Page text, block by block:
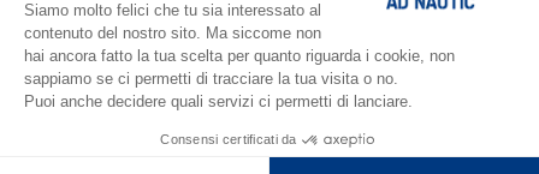
SFOGLIA IL CATALOGO